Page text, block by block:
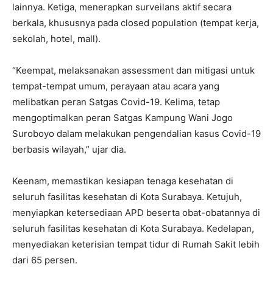
lainnya. Ketiga, menerapkan surveilans aktif secara
berkala, khususnya pada closed population (tempat kerja,
sekolah, hotel, mall).
“Keempat, melaksanakan assessment dan mitigasi untuk
tempat-tempat umum, perayaan atau acara yang
melibatkan peran Satgas Covid-19. Kelima, tetap
mengoptimalkan peran Satgas Kampung Wani Jogo
Suroboyo dalam melakukan pengendalian kasus Covid-19
berbasis wilayah,” ujar dia.
Keenam, memastikan kesiapan tenaga kesehatan di
seluruh fasilitas kesehatan di Kota Surabaya. Ketujuh,
menyiapkan ketersediaan APD beserta obat-obatannya di
seluruh fasilitas kesehatan di Kota Surabaya. Kedelapan,
menyediakan keterisian tempat tidur di Rumah Sakit lebih
dari 65 persen.